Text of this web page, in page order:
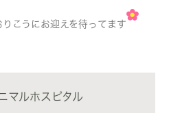
りこうにお迎えを待ってます
マルホスピタル